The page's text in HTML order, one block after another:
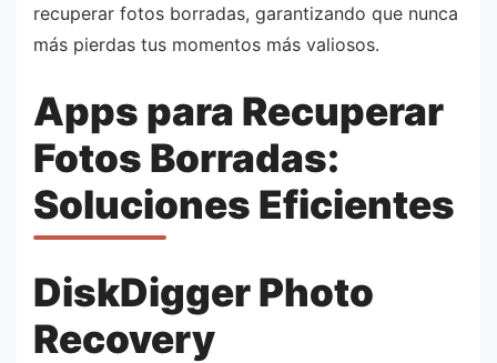
recuperar fotos borradas, garantizando que nunca
más pierdas tus momentos más valiosos.
Apps para Recuperar
Fotos Borradas:
Soluciones Eficientes
DiskDigger Photo
Recovery